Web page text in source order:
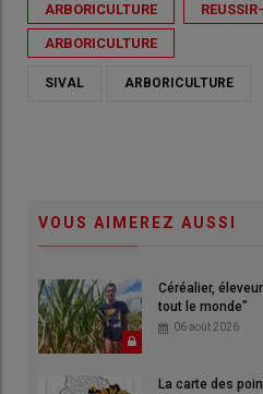
ARBORICULTURE
ARBORICULTURE
SIVAL ARBORICULTURE
VOUS AIMEREZ AUSSI
Céréalier,
tout le monde"
06 août 2026
La carte des